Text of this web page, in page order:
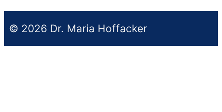
© 2026 Dr. Maria Hoffacker